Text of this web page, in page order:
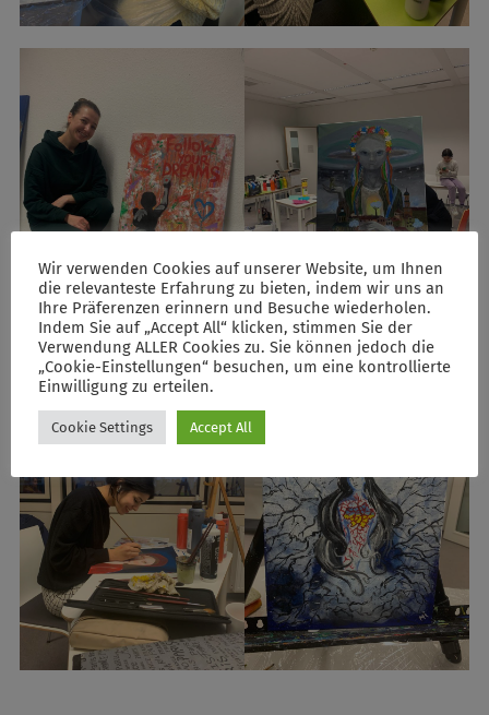
Wir verwenden Cookies auf unserer Website, um Ihnen
die relevanteste Erfahrung zu bieten, indem wir uns an
Ihre Präferenzen erinnern und Besuche wiederholen.
Indem Sie auf „Accept All“ klicken, stimmen Sie der
Verwendung ALLER Cookies zu. Sie können jedoch die
„Cookie-Einstellungen“ besuchen, um eine kontrollierte
Einwilligung zu erteilen.
Cookie Settings Accept All